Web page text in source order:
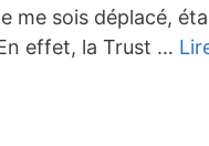
me sois déplacé,
effet, la Trust …